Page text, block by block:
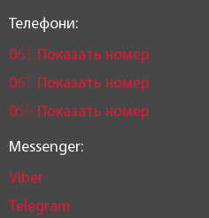
Телефони:
063 Показать номер
067 Показать номер
050 Показать номер
Messenger:
Viber
Telegram